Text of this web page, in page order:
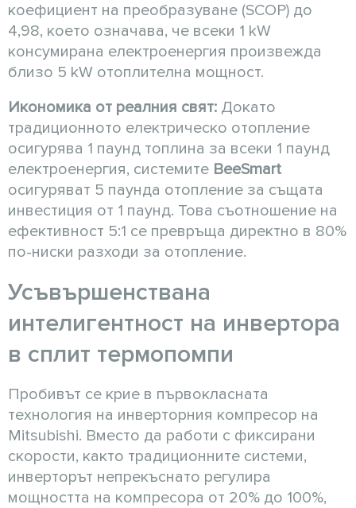
коефициент на преобразуване (SCOP) до
4,98, което означава, че всеки 1 kW
консумирана електроенергия произвежда
близо 5 kW отоплителна мощност.
Икономика от реалния свят: Докато
традиционното електрическо отопление
осигурява 1 паунд топлина за всеки 1 паунд
електроенергия, системите BeeSmart
осигуряват 5 паунда отопление за същата
инвестиция от 1 паунд. Това съотношение на
ефективност 5:1 се превръща директно в 80%
по-ниски разходи за отопление.
Усъвършенствана
интелигентност на инвертора
в сплит термопомпи
Пробивът се крие в първокласната
технология на инверторния компресор на
Mitsubishi. Вместо да работи с фиксирани
скорости, както традиционните системи,
инверторът непрекъснато регулира
мощността на компресора от 20% до 100%,